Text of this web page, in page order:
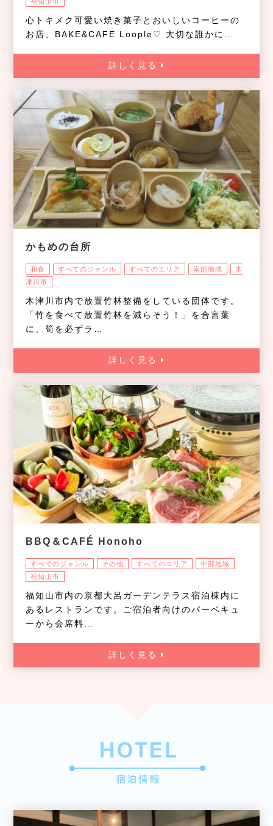
心トキメク可愛い焼き菓子とおいしいコーヒーの
お店、BAKE&CAFE Loople♡ 大切な誰かに…
詳しく見る
かもめの台所
和食 すべてのジャンル すべてのエリア 南部地域
木
津川市
木津川市内で放置竹林整備をしている団体です。
「竹を食べて放置竹林を減らそう！」を合言葉
に、筍を必ずラ…
詳しく見る
BBQ＆CAFÉ Honoho
すべてのジャンル その他 すべてのエリア
中部地域
福知山市
福知山市内の京都大呂ガーデンテラス宿泊棟内に
あるレストランです。ご宿泊者向けのバーベキュ
ーから会席料…
詳しく見る